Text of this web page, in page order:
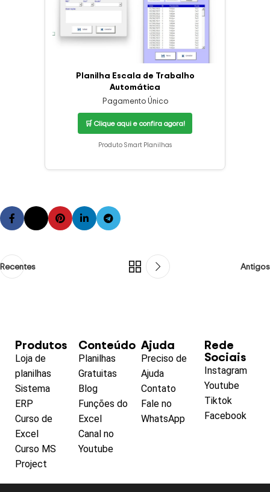
Planilha Escala de Trabalho
Automática
Pagamento Único
🛒 Clique aqui e confira agora!
Produto Smart Planilhas
Recentes Antigos
Produtos
Loja de
planilhas
Sistema
ERP
Curso de
Excel
Curso MS
Project
Conteúdo
Planilhas
Gratuitas
Blog
Funções do
Excel
Canal no
Youtube
Ajuda
Preciso de
Ajuda
Contato
Fale no
WhatsApp
Rede
Sociais
Instagram
Youtube
Tiktok
Facebook